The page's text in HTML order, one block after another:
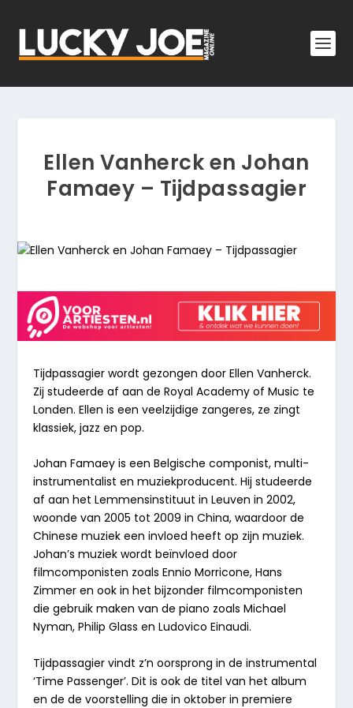
Ellen Vanherck en Johan
Famaey – Tijdpassagier
Tijdpassagier wordt gezongen door Ellen Vanherck.
Zij studeerde af aan de Royal Academy of Music te
Londen. Ellen is een veelzijdige zangeres, ze zingt
klassiek, jazz en pop.
Johan Famaey is een Belgische componist, multi-
instrumentalist en muziekproducent. Hij studeerde
af aan het Lemmensinstituut in Leuven in 2002,
woonde van 2005 tot 2009 in China, waardoor de
Chinese muziek een invloed heeft op zijn muziek.
Johan’s muziek wordt beïnvloed door
filmcomponisten zoals Ennio Morricone, Hans
Zimmer en ook in het bijzonder filmcomponisten
die gebruik maken van de piano zoals Michael
Nyman, Philip Glass en Ludovico Einaudi.
Tijdpassagier vindt z’n oorsprong in de instrumental
‘Time Passenger’. Dit is ook de titel van het album
en de de voorstelling die in oktober in premiere